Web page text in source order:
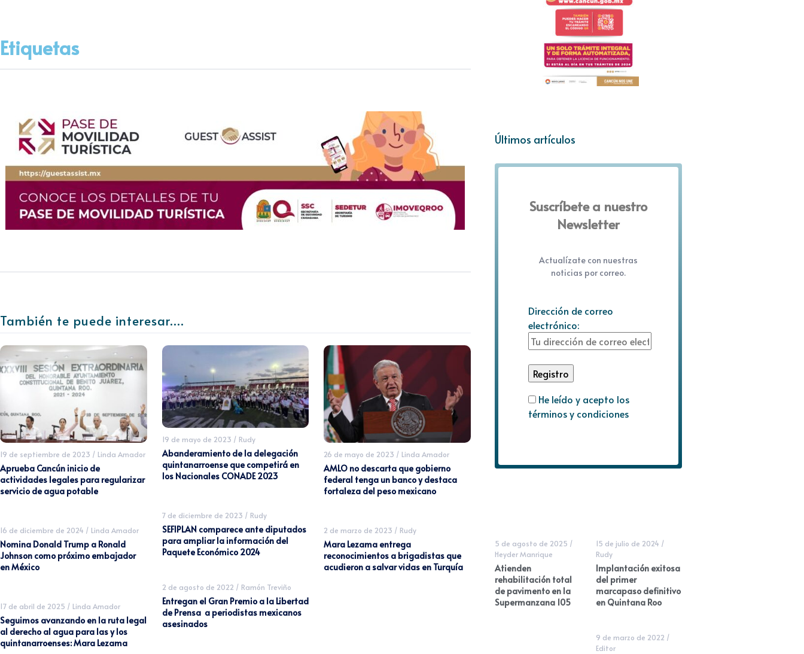
Etiquetas
También te puede interesar....
19 de septiembre de 2023 / Linda Amador
Aprueba Cancún inicio de
actividades legales para regularizar
servicio de agua potable
16 de diciembre de 2024 / Linda Amador
Nomina Donald Trump a Ronald
Johnson como próximo embajador
en México
17 de abril de 2025 / Linda Amador
Seguimos avanzando en la ruta legal
al derecho al agua para las y los
quintanarroenses: Mara Lezama
19 de mayo de 2023 / Rudy
Abanderamiento de la delegación
quintanarroense que competirá en
los Nacionales CONADE 2023
7 de diciembre de 2023 / Rudy
SEFIPLAN comparece ante diputados
para ampliar la información del
Paquete Económico 2024
2 de agosto de 2022 / Ramón Treviño
Entregan el Gran Premio a la Libertad
de Prensa a periodistas mexicanos
asesinados
26 de mayo de 2023 / Linda Amador
AMLO no descarta que gobierno
federal tenga un banco y destaca
fortaleza del peso mexicano
2 de marzo de 2023 / Rudy
Mara Lezama entrega
reconocimientos a brigadistas que
acudieron a salvar vidas en Turquía
Últimos artículos
Suscríbete a nuestro
Newsletter
Actualízate con nuestras
noticias por correo.
Dirección de correo
electrónico:
He leído y acepto los
términos y condiciones
5 de agosto de 2025 /
Heyder Manrique
Atienden
rehabilitación total
de pavimento en la
Supermanzana 105
15 de julio de 2024 /
Rudy
Implantación exitosa
del primer
marcapaso definitivo
en Quintana Roo
9 de marzo de 2022 /
Editor